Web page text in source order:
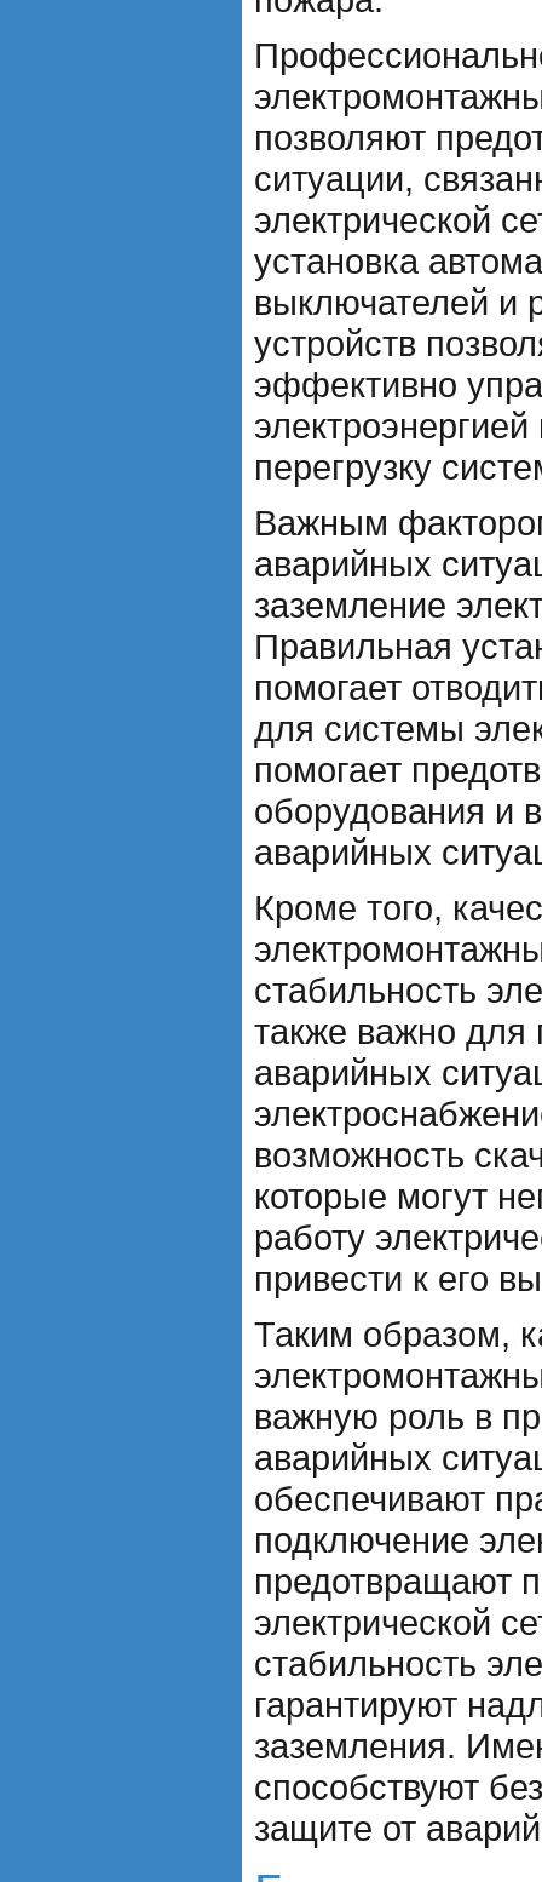
позволяют
ситуации,
электрической
установка
выключателей и
устройств
эффективно
перегрузку
Важным
аварийных
заземление
Правильная
помогает
для системы
помогает
оборудования и
аварийных
Кроме того,
стабильность
также важно для
аварийных
возможность
которые могут
работу
привести к его
Таким образом,
важную роль в
аварийных
обеспечивают
подключение
предотвращают
электрической
стабильность
гарантируют
заземления.
способствуют
защите от